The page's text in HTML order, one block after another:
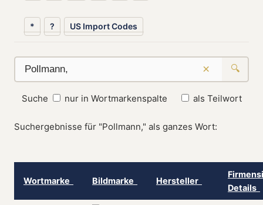
* ? US Import Codes
× 🔍
Suche nur in Wortmarkenspalte als Teilwort
Suchergebnisse für "Pollmann," als ganzes Wort:
Wortmarke Bildmarke Hersteller
Details